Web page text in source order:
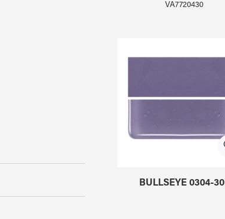
VA7720430
BULLSEYE 0304-